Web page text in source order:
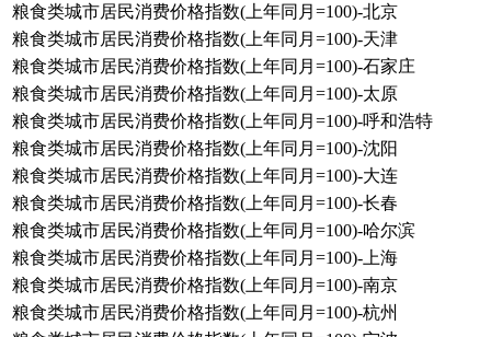
粮食类城市居民消费价格指数(上年同月=100)-北京
粮食类城市居民消费价格指数(上年同月=100)-天津
粮食类城市居民消费价格指数(上年同月=100)-石家庄
粮食类城市居民消费价格指数(上年同月=100)-太原
粮食类城市居民消费价格指数(上年同月=100)-呼和浩特
粮食类城市居民消费价格指数(上年同月=100)-沈阳
粮食类城市居民消费价格指数(上年同月=100)-大连
粮食类城市居民消费价格指数(上年同月=100)-长春
粮食类城市居民消费价格指数(上年同月=100)-哈尔滨
粮食类城市居民消费价格指数(上年同月=100)-上海
粮食类城市居民消费价格指数(上年同月=100)-南京
粮食类城市居民消费价格指数(上年同月=100)-杭州